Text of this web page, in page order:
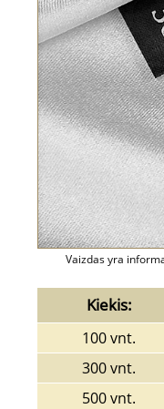
Vaizdas yra
Kiekis:
100 vnt.
300 vnt.
500 vnt.